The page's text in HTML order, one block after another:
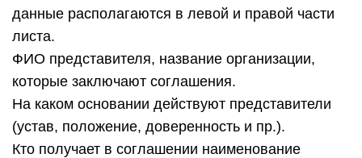
данные располагаются в левой и правой части
листа.
ФИО представителя, название организации,
которые заключают соглашения.
На каком основании действуют представители
(устав, положение, доверенность и пр.).
Кто получает в соглашении наименование